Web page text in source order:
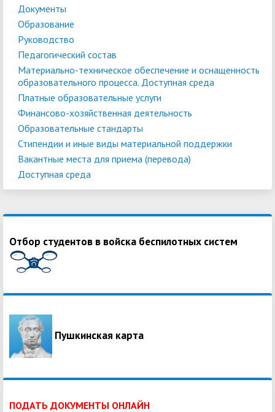
Документы
Образование
Руководство
Педагогический состав
Материально-техническое обеспечение и оснащенность
образовательного процесса. Доступная среда
Платные образовательные услуги
Финансово-хозяйственная деятельность
Образовательные стандарты
Стипендии и иные виды материальной поддержки
Вакантные места для приема (перевода)
Доступная среда
Отбор студентов в войска беспилотных систем
Пушкинская карта
ПОДАТЬ ДОКУМЕНТЫ ОНЛАЙН